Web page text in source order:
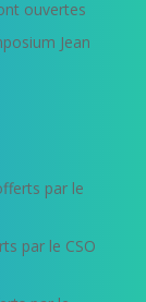
ouvertes
Jean
par le
par le CSO